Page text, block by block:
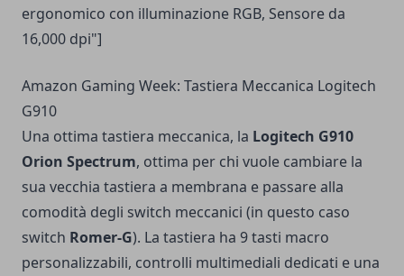
ergonomico con illuminazione RGB, Sensore da
16,000 dpi"]
Amazon Gaming Week: Tastiera Meccanica Logitech
G910
Una ottima tastiera meccanica, la Logitech G910
Orion Spectrum, ottima per chi vuole cambiare la
sua vecchia tastiera a membrana e passare alla
comodità degli switch meccanici (in questo caso
switch Romer-G). La tastiera ha 9 tasti macro
personalizzabili, controlli multimediali dedicati e una